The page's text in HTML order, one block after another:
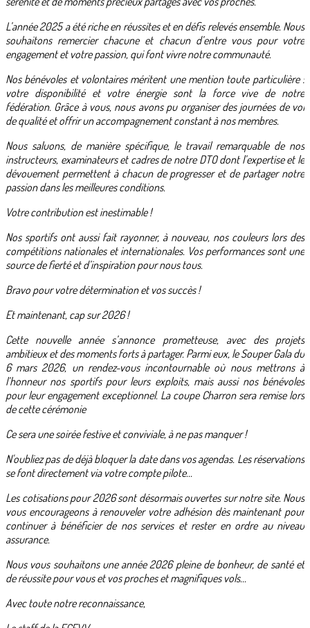
L’année 2025 a été riche en réussites et en défis relevés ensemble. Nous
souhaitons remercier chacune et chacun d’entre vous pour votre
engagement et votre passion, qui font vivre notre communauté.
Nos bénévoles et volontaires méritent une mention toute particulière :
votre disponibilité et votre énergie sont la force vive de notre
fédération. Grâce à vous, nous avons pu organiser des journées de vol
de qualité et offrir un accompagnement constant à nos membres.
Nous saluons, de manière spécifique, le travail remarquable de nos
instructeurs, examinateurs et cadres de notre DTO dont l’expertise et le
dévouement permettent à chacun de progresser et de partager notre
passion dans les meilleures conditions.
Votre contribution est inestimable !
Nos sportifs ont aussi fait rayonner, à nouveau, nos couleurs lors des
compétitions nationales et internationales. Vos performances sont une
source de fierté et d’inspiration pour nous tous.
Bravo pour votre détermination et vos succès !
Et maintenant, cap sur 2026 !
Cette nouvelle année s’annonce prometteuse, avec des projets
ambitieux et des moments forts à partager. Parmi eux, le Souper Gala du
6 mars 2026, un rendez-vous incontournable où nous mettrons à
l’honneur nos sportifs pour leurs exploits, mais aussi nos bénévoles
pour leur engagement exceptionnel. La coupe Charron sera remise lors
de cette cérémonie
Ce sera une soirée festive et conviviale, à ne pas manquer !
N'oubliez pas de déjà bloquer la date dans vos agendas. Les réservations
se font directement via votre compte pilote...
Les cotisations pour 2026 sont désormais ouvertes sur notre site. Nous
vous encourageons à renouveler votre adhésion dès maintenant pour
continuer à bénéficier de nos services et rester en ordre au niveau
assurance.
Nous vous souhaitons une année 2026 pleine de bonheur, de santé et
de réussite pour vous et vos proches et magnifiques vols...
Avec toute notre reconnaissance,